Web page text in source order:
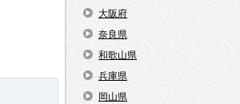
大阪府
奈良県
和歌山県
兵庫県
岡山県